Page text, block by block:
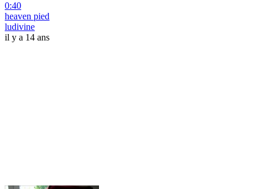
0:40
heaven pied
ludivine
il y a 14 ans